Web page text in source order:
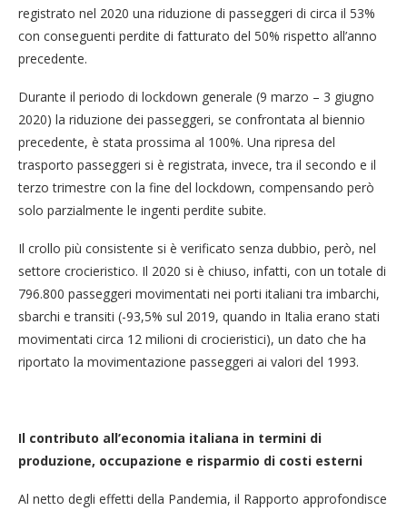
registrato nel 2020 una riduzione di passeggeri di circa il 53%
con conseguenti perdite di fatturato del 50% rispetto all’anno
precedente.
Durante il periodo di lockdown generale (9 marzo – 3 giugno
2020) la riduzione dei passeggeri, se confrontata al biennio
precedente, è stata prossima al 100%. Una ripresa del
trasporto passeggeri si è registrata, invece, tra il secondo e il
terzo trimestre con la fine del lockdown, compensando però
solo parzialmente le ingenti perdite subite.
Il crollo più consistente si è verificato senza dubbio, però, nel
settore crocieristico. Il 2020 si è chiuso, infatti, con un totale di
796.800 passeggeri movimentati nei porti italiani tra imbarchi,
sbarchi e transiti (-93,5% sul 2019, quando in Italia erano stati
movimentati circa 12 milioni di crocieristici), un dato che ha
riportato la movimentazione passeggeri ai valori del 1993.
Il contributo all’economia italiana in termini di
produzione, occupazione e risparmio di costi esterni
Al netto degli effetti della Pandemia, il Rapporto approfondisce